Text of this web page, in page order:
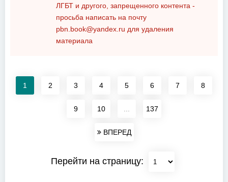
ЛГБТ и другого, запрещенного контента -
просьба написать на почту
pbn.book@yandex.ru для удаления
материала
1 2 3 4 5 6 7 8
9 10 ... 137
ВПЕРЕД
Перейти на страницу: